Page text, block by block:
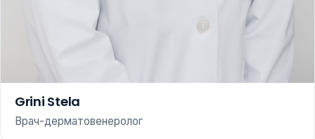
Grini Stela
Врач-дерматовенеролог